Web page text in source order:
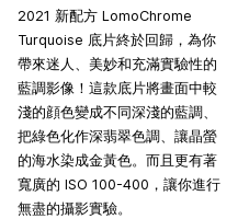
2021 新配方 LomoChrome
Turquoise 底片終於回歸，為你
帶來迷人、美妙和充滿實驗性的
藍調影像！這款底片將畫面中較
淺的顔色變成不同深淺的藍調、
把綠色化作深翡翠色調、讓晶螢
的海水染成金黃色。而且更有著
寬廣的 ISO 100-400，讓你進行
無盡的攝影實驗。